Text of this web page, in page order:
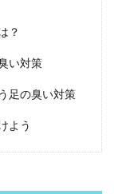
きたいけれど、ボ
？
い対策
足の臭い対策
よう